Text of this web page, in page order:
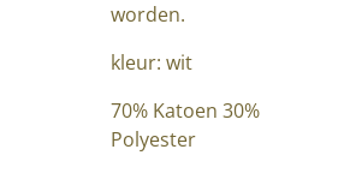
worden.
kleur: wit
70% Katoen 30%
Polyester